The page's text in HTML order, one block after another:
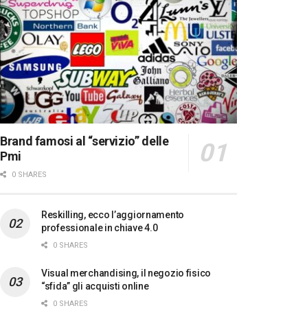
Brand famosi al “servizio” delle
Pmi
0 SHARES
Reskilling, ecco l’aggiornamento
professionale in chiave 4.0
0 SHARES
Visual merchandising, il negozio fisico
“sfida” gli acquisti online
0 SHARES